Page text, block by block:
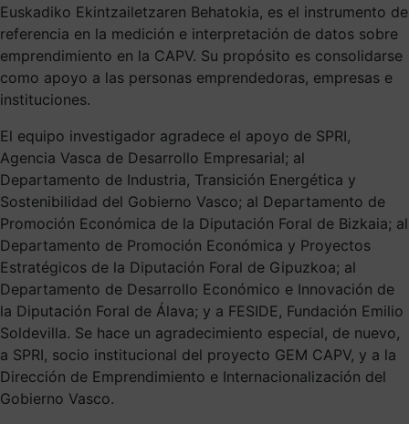
Euskadiko Ekintzailetzaren Behatokia, es el instrumento de
referencia en la medición e interpretación de datos sobre
emprendimiento en la CAPV. Su propósito es consolidarse
como apoyo a las personas emprendedoras, empresas e
instituciones.
El equipo investigador agradece el apoyo de SPRI,
Agencia Vasca de Desarrollo Empresarial; al
Departamento de Industria, Transición Energética y
Sostenibilidad del Gobierno Vasco; al Departamento de
Promoción Económica de la Diputación Foral de Bizkaia; al
Departamento de Promoción Económica y Proyectos
Estratégicos de la Diputación Foral de Gipuzkoa; al
Departamento de Desarrollo Económico e Innovación de
la Diputación Foral de Álava; y a FESIDE, Fundación Emilio
Soldevilla. Se hace un agradecimiento especial, de nuevo,
a SPRI, socio institucional del proyecto GEM CAPV, y a la
Dirección de Emprendimiento e Internacionalización del
Gobierno Vasco.